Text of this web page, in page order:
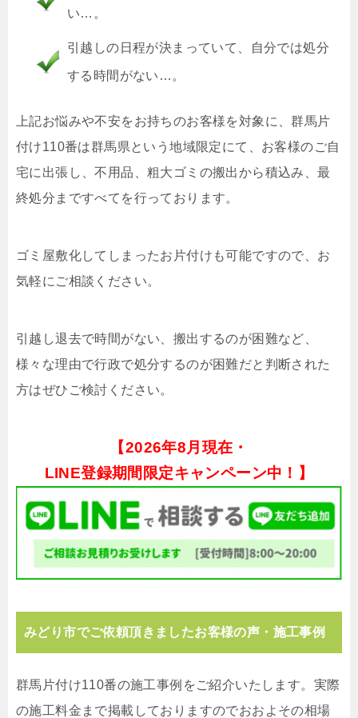
い…。
引越しの日程が決まっていて、自分では処分
する時間がない…。
上記お悩みや不安をお持ちのお客様を対象に、群馬片
付け110番は群馬県という地域限定にて、お客様のご自
宅に出張し、不用品、粗大ゴミの搬出から積込み、最
終処分まですべてを行っております。
ゴミ屋敷化してしまったお片付けも可能ですので、お
気軽にご相談ください。
引越し退去で時間がない、搬出するのが困難など、
様々な理由で行政で処分するのが困難だと判断された
方はぜひご検討ください。
【2026年8月現在・
LINE登録期間限定キャンペーン中！】
みどり市でご依頼頂きましたお客様の声・施工事例
群馬片付け110番の施工事例をご紹介いたします。実際
の施工料金まで掲載しておりますのでおおよその相場